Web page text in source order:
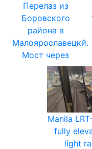
Перелаз из
Боровского
района в
Малоярославецкй.
Мост через
Manila
fully
light